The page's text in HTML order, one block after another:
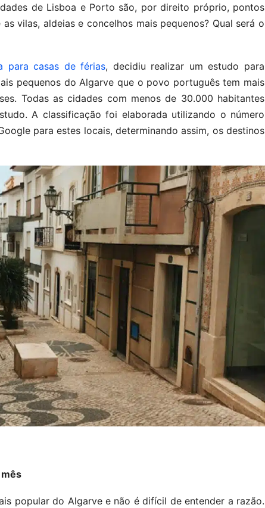
de Lisboa e Porto são, por direito próprio, pontos
vilas, aldeias e concelhos mais pequenos? Qual será o
para casas de férias, decidiu realizar um estudo para
pequenos do Algarve que o povo português tem mais
Todas as cidades com menos de 30.000 habitantes
A classificação foi elaborada utilizando o número
para estes locais, determinando assim, os destinos
popular do Algarve e não é difícil de entender a razão.